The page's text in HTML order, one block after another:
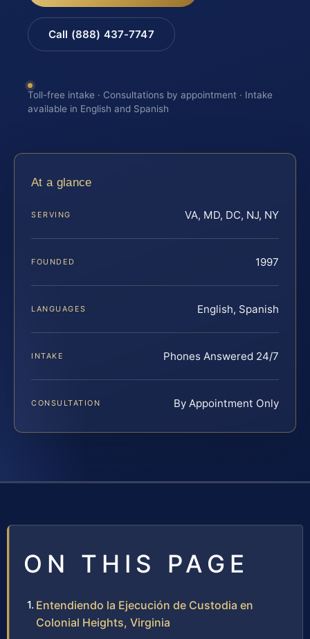
Call (888) 437-7747
Toll-free intake · Consultations by appointment · Intake
available in English and Spanish
At a glance
SERVING VA, MD, DC, NJ, NY
FOUNDED 1997
LANGUAGES English, Spanish
INTAKE Phones Answered 24/7
CONSULTATION By Appointment Only
ON THIS PAGE
Entendiendo la Ejecución de Custodia en
Colonial Heights, Virginia